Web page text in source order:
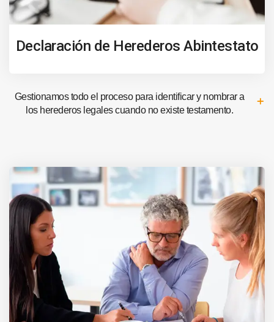
Declaración de Herederos Abintestato
Gestionamos todo el proceso para identificar y nombrar a
los herederos legales cuando no existe testamento.